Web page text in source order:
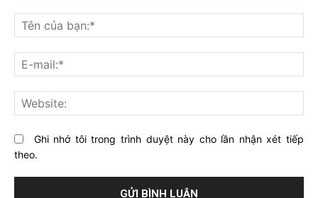
nghĩ
gì
về
bài
viết
này?
Ghi nhớ tôi trong trình duyệt này cho lần nhận xét tiếp
theo.